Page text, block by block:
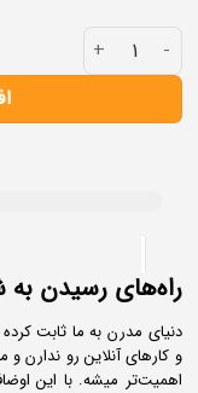
راه‌های رسیدن به
دنیای مدرن به ما ثابت
و کارهای آنلاین رو ندارن و
اهمیت‌تر میشه. با این